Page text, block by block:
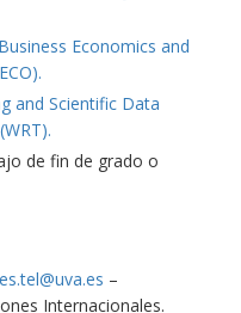
Economics and
and Scientific Data
de fin de grado o
–
Internacionales.